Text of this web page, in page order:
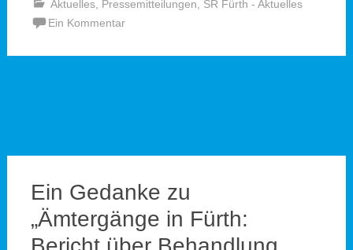
Aktuelles, Pressemitteilungen
SR Fürth - Aktuelles
Ein Kommentar
Ein Gedanke zu
„Ämtergänge in Fürth: